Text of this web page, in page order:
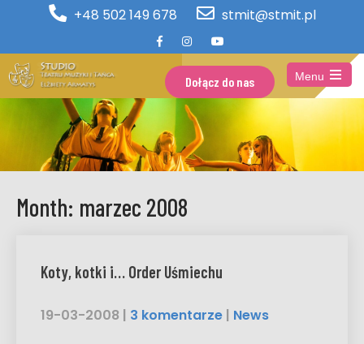
+48 502 149 678 stmit@stmit.pl
Dołącz do nas
Menu
Open
the
main
menu
Month: marzec 2008
Koty, kotki i… Order Uśmiechu
19-03-2008 | 3 komentarze | News